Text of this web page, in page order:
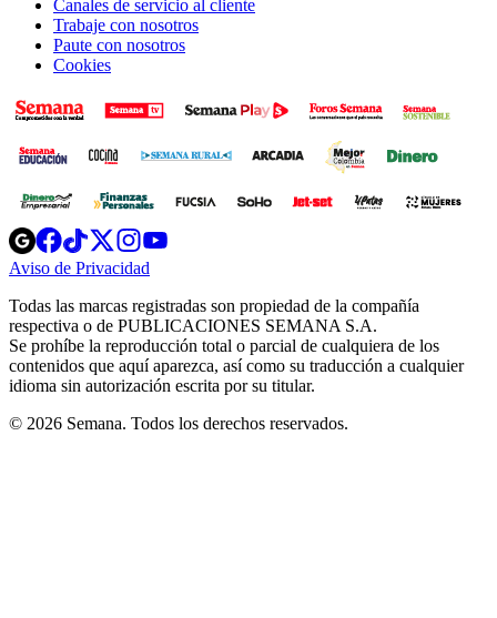
Canales de servicio al cliente
Trabaje con nosotros
Paute con nosotros
Cookies
Opens
in
new
Opens
in
new
Opens
in
new
window
Opens
new
windowwindow
Aviso de Privacidad
new
window
Todas las marcas registradas son propiedad de la compañía
respectiva o de PUBLICACIONES SEMANA S.A.
Se prohíbe la reproducción total o parcial de cualquiera de los
contenidos que aquí aparezca, así como su traducción a cualquier
idioma sin autorización escrita por su titular.
© 2026 Semana. Todos los derechos reservados.